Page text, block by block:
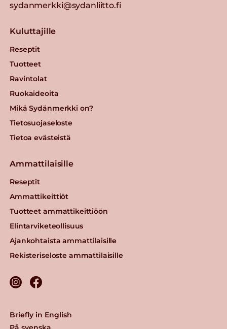
sydanmerkki@sydanliitto.fi
Kuluttajille
Reseptit
Tuotteet
Ravintolat
Ruokaideoita
Mikä Sydänmerkki on?
Tietosuojaseloste
Tietoa evästeistä
Ammattilaisille
Reseptit
Ammattikeittiöt
Tuotteet ammattikeittiöön
Elintarviketeollisuus
Ajankohtaista ammattilaisille
Rekisteriseloste ammattilaisille
Briefly in English